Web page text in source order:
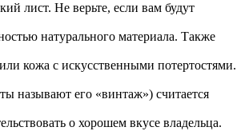
лист. Не верьте, если вам будут
натурального материала. Также
кожа с искусственными потертостями.
называют его «винтаж») считается
о хорошем вкусе владельца.